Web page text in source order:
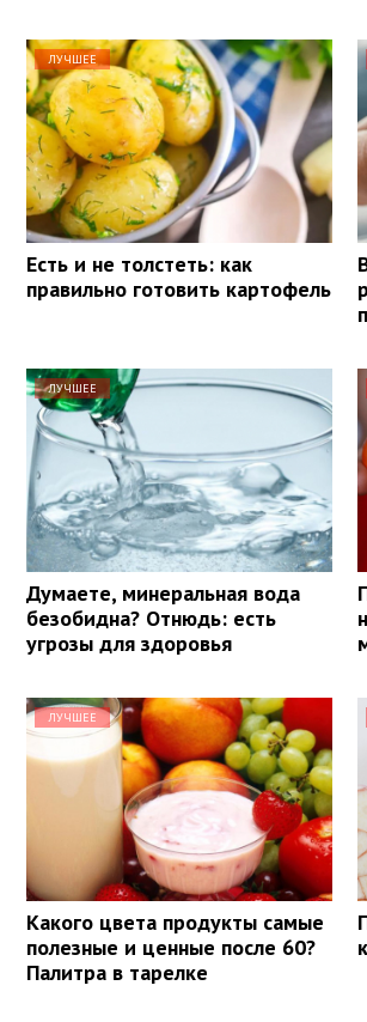
ЛУЧШЕЕ
Есть и не толстеть: как
правильно готовить картофель
ЛУЧШЕЕ
Думаете, минеральная вода
безобидна? Отнюдь: есть
угрозы для здоровья
ЛУЧШЕЕ
Какого цвета продукты самые
полезные и ценные после 60?
Палитра в тарелке